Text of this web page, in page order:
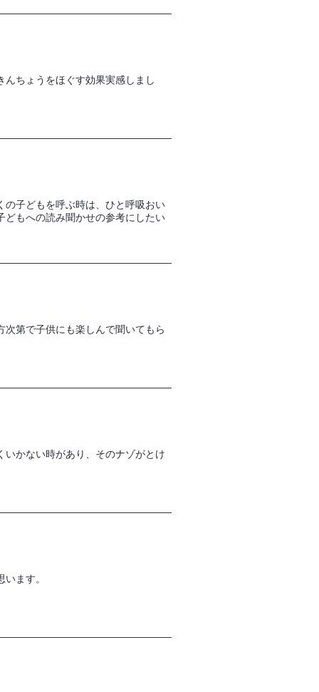
ちょうをほぐす効果実感しまし
の子どもを呼ぶ時は、ひと呼吸おい
どもへの読み聞かせの参考にしたい
第で子供にも楽しんで聞いてもら
かない時があり、そのナゾがとけ
ます。